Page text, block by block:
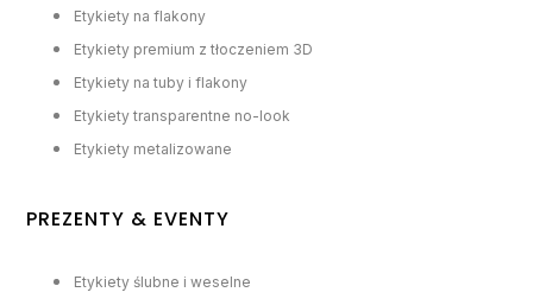
Etykiety na flakony
Etykiety premium z tłoczeniem 3D
Etykiety na tuby i flakony
Etykiety transparentne no-look
Etykiety metalizowane
PREZENTY & EVENTY
Etykiety ślubne i weselne